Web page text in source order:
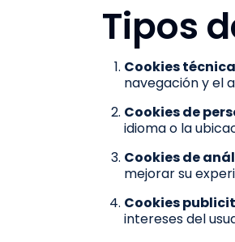
Tipos
Cookies
navegación y el
Cookies de
idioma o la
Cookies de
mejorar su
Cookies
intereses del